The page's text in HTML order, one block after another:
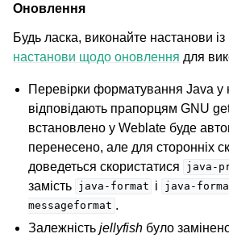
Оновлення
Будь ласка, виконайте настанови із
настанови щодо оновлення для
Перевірки форматування Java у
відповідають прапорцям GNU
встановлено у Weblate буде
перенесено, але для сторонніх
доведеться скористатися
java-
замість java-format і java-
messageformat .
Залежністьjellyfish було